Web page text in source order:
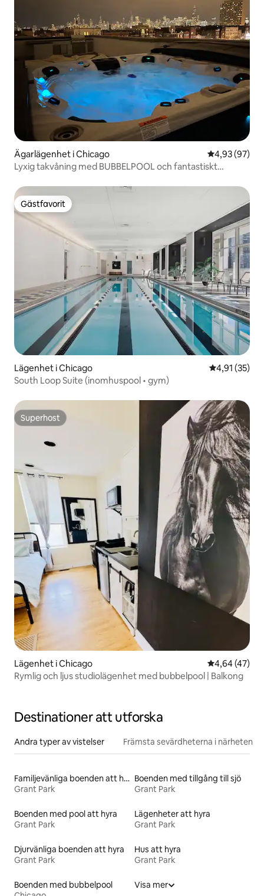
Ägarlägenhet i Chicago 4,93 av 5 i
4,93 (97)
Lyxig takvåning med BUBBELPOOL och fantastiskt
Gästfavorit
Gästfavorit
Lägenhet i Chicago 4,91 av 5 i
4,91 (35)
South Loop Suite (inomhuspool • gym)
Superhost
Superhost
Lägenhet i Chicago 4,64 av 5 i
4,64 (47)
Rymlig och ljus studiolägenhet med bubbelpool | Balkong
Destinationer att utforska
Andra typer av vistelser Främsta sevärdheterna i närheten
Familjevänliga boenden att hyra
Grant Park
Boenden med tillgång till sjö
Grant Park
Boenden med pool att hyra
Grant Park
Lägenheter att hyra
Grant Park
Djurvänliga boenden att hyra
Grant Park
Hus att hyra
Grant Park
Boenden med bubbelpool
Visa mer